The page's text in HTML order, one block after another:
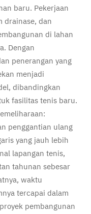
baru. Pekerjaan
drainase, dan
di lahan
Dengan
penerangan yang
menjadi
dibandingkan
fasilitas tenis baru.
penggantian ulang
yang jauh lebih
lapangan tenis,
tahunan sebesar
waktu
tercapai dalam
pembangunan